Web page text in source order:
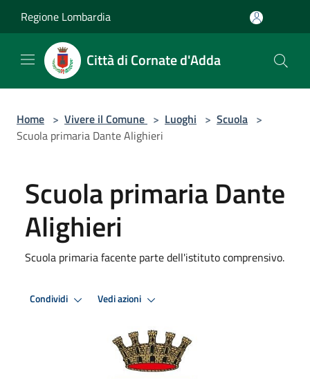
Regione Lombardia
Città di Cornate d'Adda
Home > Vivere il Comune > Luoghi > Scuola >
Scuola primaria Dante Alighieri
Scuola primaria Dante
Alighieri
Scuola primaria facente parte dell'istituto comprensivo.
Condividi Vedi azioni